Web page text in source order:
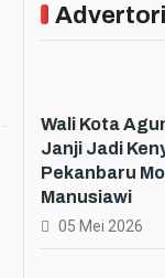
Wali Kota
Janji Jadi
Pekanbaru
Manusiawi
05 Mei 2026